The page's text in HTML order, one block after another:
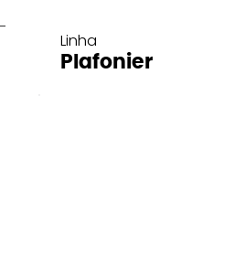
Linha
Plafonier